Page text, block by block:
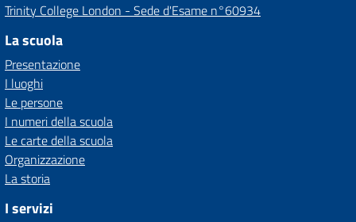
Trinity College London - Sede d'Esame n°60934
La scuola
Presentazione
I luoghi
Le persone
I numeri della scuola
Le carte della scuola
Organizzazione
La storia
I servizi